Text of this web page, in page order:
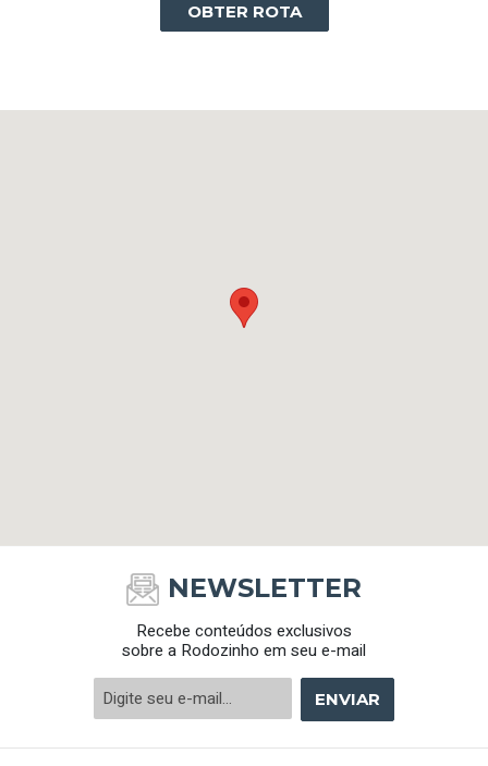
OBTER ROTA
NEWSLETTER
Recebe conteúdos exclusivos
sobre a Rodozinho em seu e-mail
ENVIAR